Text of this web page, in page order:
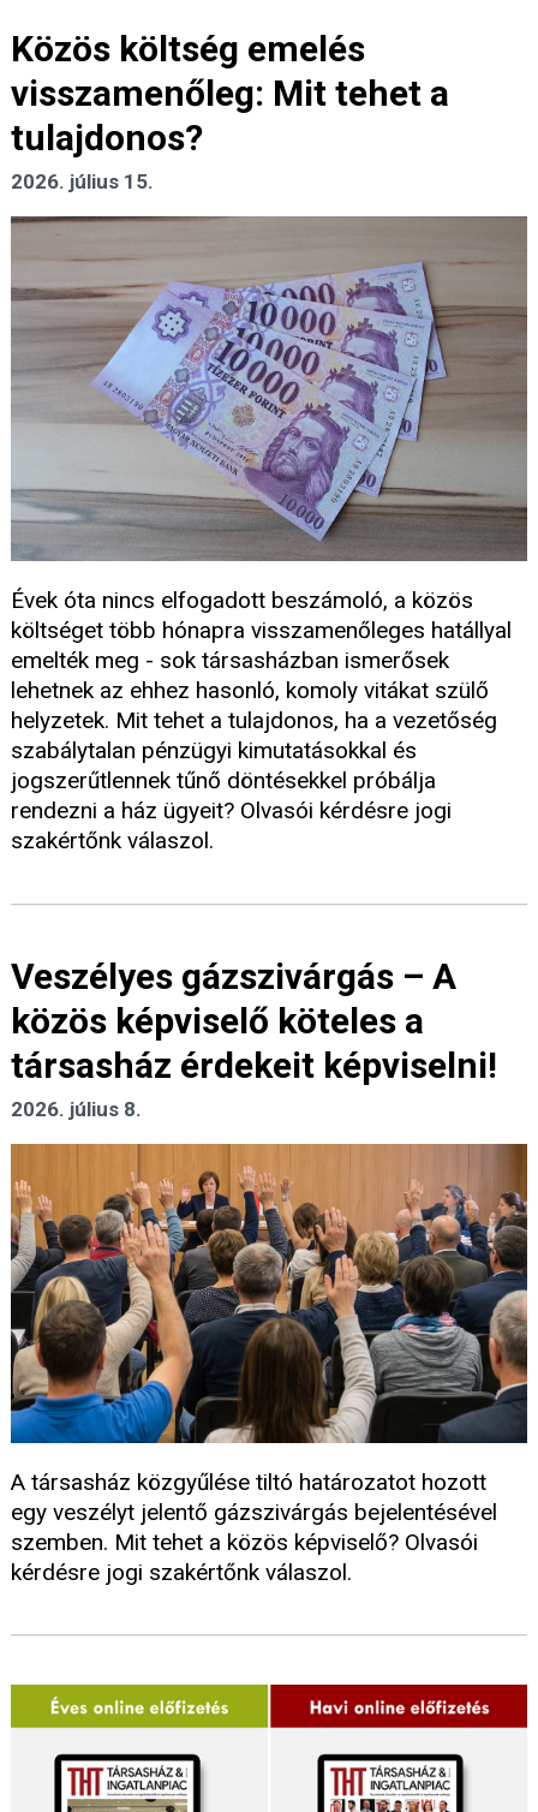
Közös költség emelés
visszamenőleg: Mit tehet a
tulajdonos?
2026. július 15.
Évek óta nincs elfogadott beszámoló, a közös
költséget több hónapra visszamenőleges hatállyal
emelték meg - sok társasházban ismerősek
lehetnek az ehhez hasonló, komoly vitákat szülő
helyzetek. Mit tehet a tulajdonos, ha a vezetőség
szabálytalan pénzügyi kimutatásokkal és
jogszerűtlennek tűnő döntésekkel próbálja
rendezni a ház ügyeit? Olvasói kérdésre jogi
szakértőnk válaszol.
Veszélyes gázszivárgás – A
közös képviselő köteles a
társasház érdekeit képviselni!
2026. július 8.
A társasház közgyűlése tiltó határozatot hozott
egy veszélyt jelentő gázszivárgás bejelentésével
szemben. Mit tehet a közös képviselő? Olvasói
kérdésre jogi szakértőnk válaszol.